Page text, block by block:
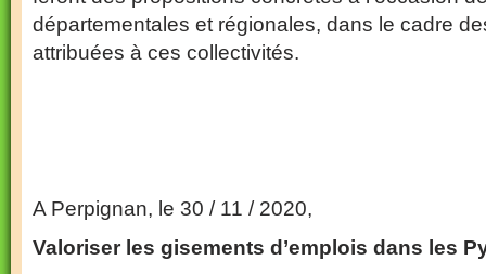
départementales et régionales, dans le cadre
attribuées à ces collectivités.
A Perpignan, le 30 / 11 / 2020,
Valoriser les gisements d’emplois dans les